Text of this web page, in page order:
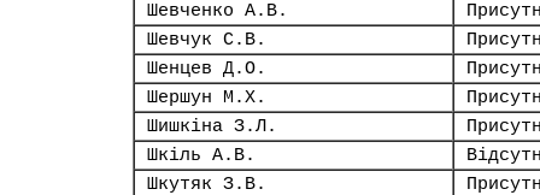
Шевченко А.В.
Шевчук С.В.
Шенцев Д.О.
Шершун М.Х.
Шишкіна З.Л.
Шкіль А.В.
Шкутяк З.В.